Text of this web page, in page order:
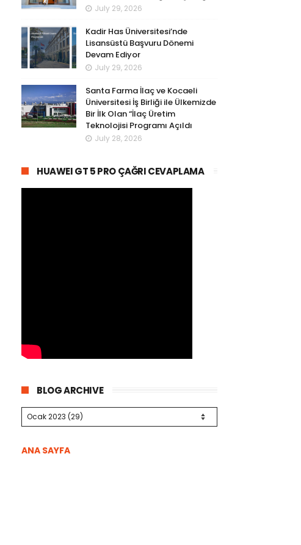
July 29, 2026
Kadir Has Üniversitesi’nde
Lisansüstü Başvuru Dönemi
Devam Ediyor
July 29, 2026
Santa Farma İlaç ve Kocaeli
Üniversitesi İş Birliği ile Ülkemizde
Bir İlk Olan “İlaç Üretim
Teknolojisi Programı Açıldı
July 28, 2026
HUAWEI GT 5 PRO ÇAĞRI CEVAPLAMA
BLOG ARCHIVE
ANA SAYFA